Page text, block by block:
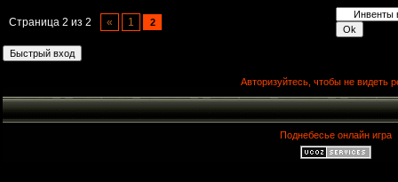
Страница 2 из 2 « 1 2
Авторизуйтесь, чтобы не видеть
Поднебесье онлайн игра